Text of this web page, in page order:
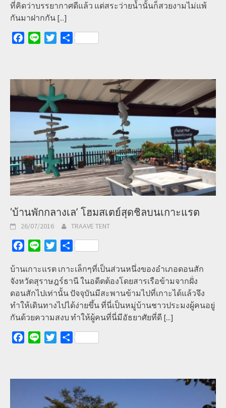
ที่คิดว่าบรรยากาศดีแล้ว แต่สระว่ายน้ำนั้นก็สวยงามไม่แพ้
กันมาฝากกัน [...]
Facebook
Line TwitterShare
‘บ้านพักกลางเล’ โฮมสเตย์สุดชิลบนเกาะแรต
26/07/2016 TRAAVE TENT
Facebook
Line TwitterShare
บ้านเกาะแรต เกาะเล็กๆที่เป็นส่วนหนึ่งของอำเภอดอนสัก
จังหวัดสุราษฎร์ธานี ในอดีตต้องโดยสารเรือข้ามจากฝั่ง
ดอนสักไปเท่านั้น ปัจจุบันมีสะพานข้ามไปที่เกาะได้แล้วจึง
ทำให้เดินทางไปได้ง่ายขึ้น ที่นี่เป็นหมู่บ้านชาวประมงผู้คนอยู่
กันด้วยความสงบ ทำให้ผู้คนที่นี่มีอัธยาศัยที่ดี [...]
Facebook
Line TwitterShare